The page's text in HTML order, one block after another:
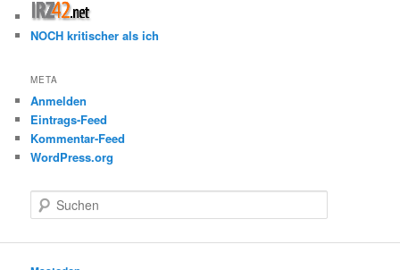
NOCH kritischer als ich
META
Anmelden
Eintrags-Feed
Kommentar-Feed
WordPress.org
u
e